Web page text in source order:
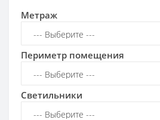
Метраж
Периметр помещения
Светильники